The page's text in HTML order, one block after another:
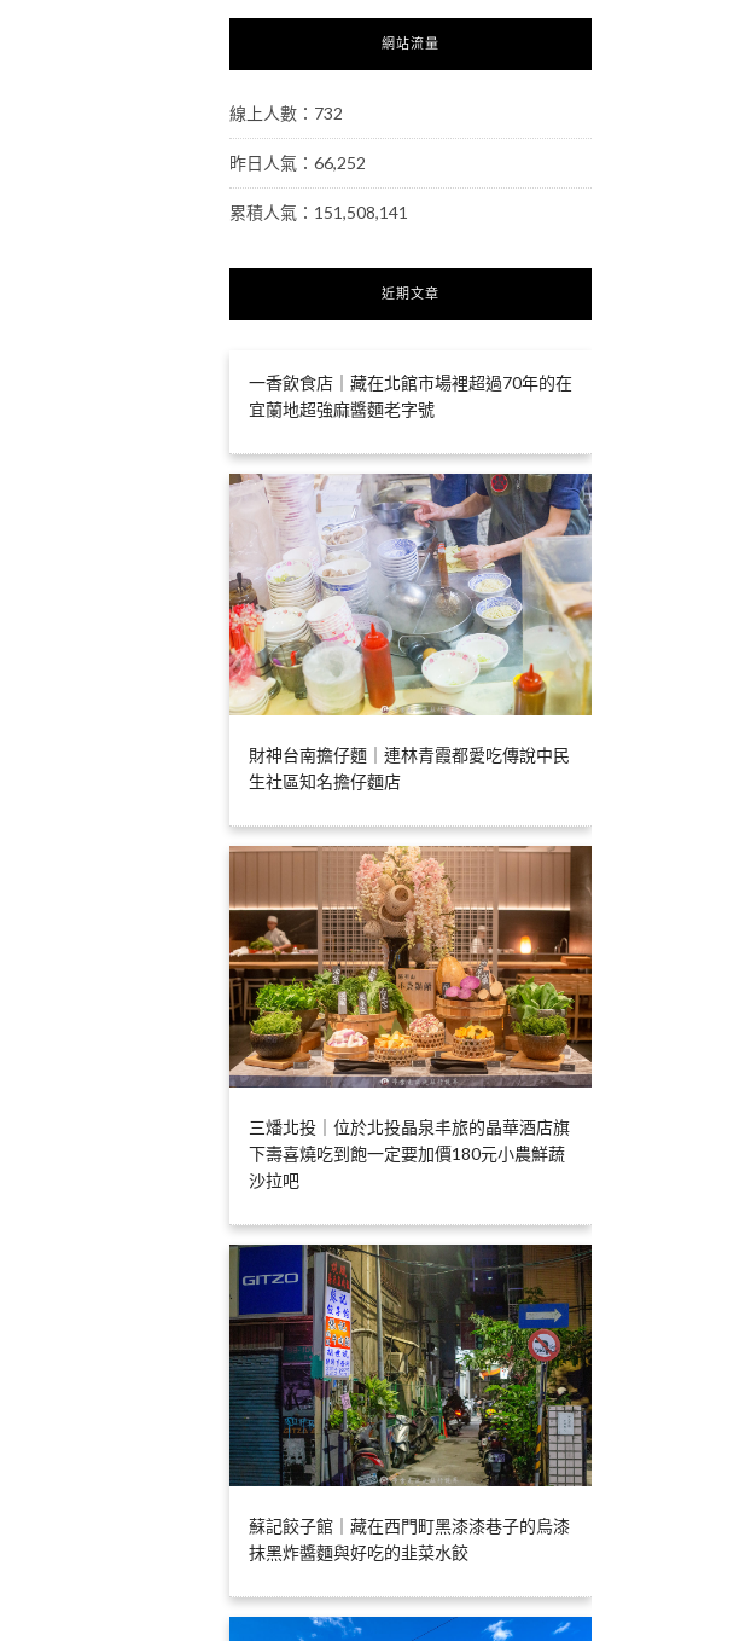
網站流量
線上人數：732
昨日人氣：66,252
累積人氣：151,508,141
近期文章
一香飲食店｜藏在北館市場裡超過70年的在
宜蘭地超強麻醬麵老字號
財神台南擔仔麵｜連林青霞都愛吃傳說中民
生社區知名擔仔麵店
三燔北投｜位於北投晶泉丰旅的晶華酒店旗
下壽喜燒吃到飽一定要加價180元小農鮮蔬
沙拉吧
蘇記餃子館｜藏在西門町黑漆漆巷子的烏漆
抹黑炸醬麵與好吃的韭菜水餃